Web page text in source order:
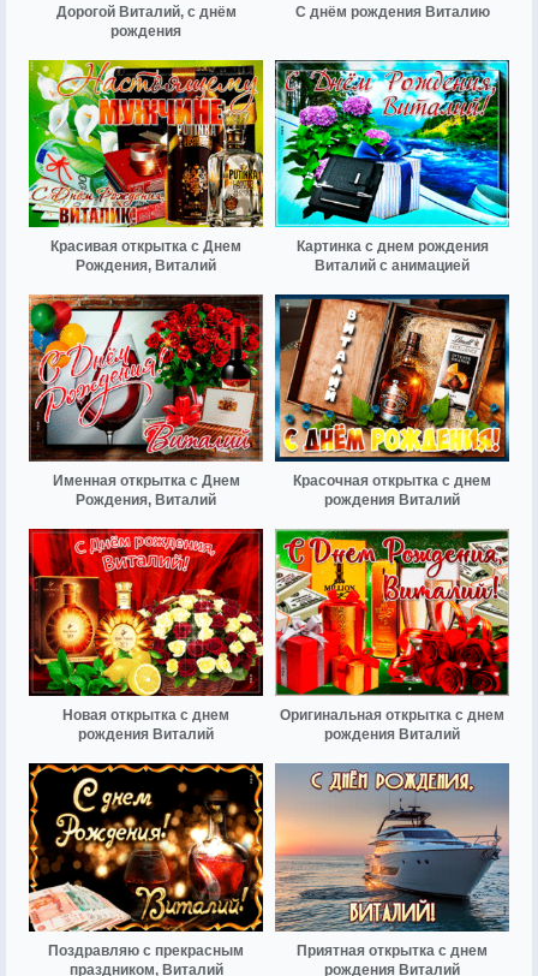
Дорогой Виталий, с днём
рождения
С днём рождения Виталию
Красивая открытка с Днем
Рождения, Виталий
Картинка с днем рождения
Виталий с анимацией
Именная открытка с Днем
Рождения, Виталий
Красочная открытка с днем
рождения Виталий
Новая открытка с днем
рождения Виталий
Оригинальная открытка с днем
рождения Виталий
Поздравляю с прекрасным
праздником, Виталий
Приятная открытка с днем
рождения Виталий